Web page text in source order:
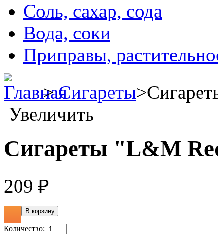
Соль, сахар, сода
Вода, соки
Приправы,
> Сигареты>
Увеличить
Сигареты "L&M
209 ₽
Количество: